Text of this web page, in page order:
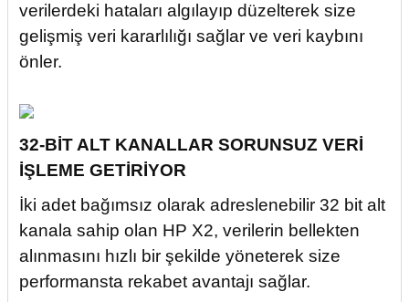
verilerdeki hataları algılayıp düzelterek size
gelişmiş veri kararlılığı sağlar ve veri kaybını
önler.
32-BİT ALT KANALLAR SORUNSUZ VERİ
İŞLEME GETİRİYOR
İki adet bağımsız olarak adreslenebilir 32 bit alt
kanala sahip olan HP X2, verilerin bellekten
alınmasını hızlı bir şekilde yöneterek size
performansta rekabet avantajı sağlar.